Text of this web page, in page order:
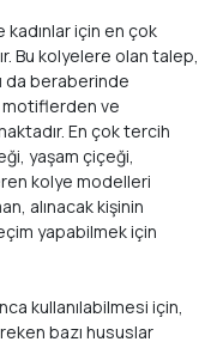
için en çok
Bu kolyelere olan talep,
da beraberinde
ve
En çok tercih
yaşam çiçeği,
kolye modelleri
alınacak kişinin
yapabilmek için
kullanılabilmesi için,
bazı hususlar